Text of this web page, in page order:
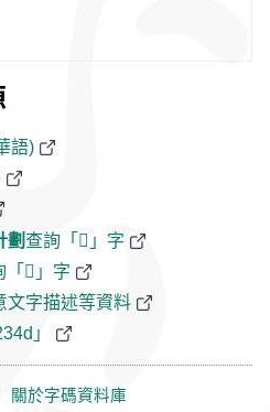
語)
劃查詢「𢍍」字
「𢍍」字
文字描述等資料
」
關於字碼資料庫